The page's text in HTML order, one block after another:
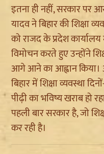
इतना ही नहीं, सरकार पर
यादव ने बिहार की शिक्षा
को राजद के प्रदेश कार्यालय
विमोचन करते हुए उन्होंने
आगे आने का आह्वान
बिहार में शिक्षा व्यवस्था
पीढ़ी का भविष्य खराब हो
पहली बार सरकार है, जो
कर रही है।